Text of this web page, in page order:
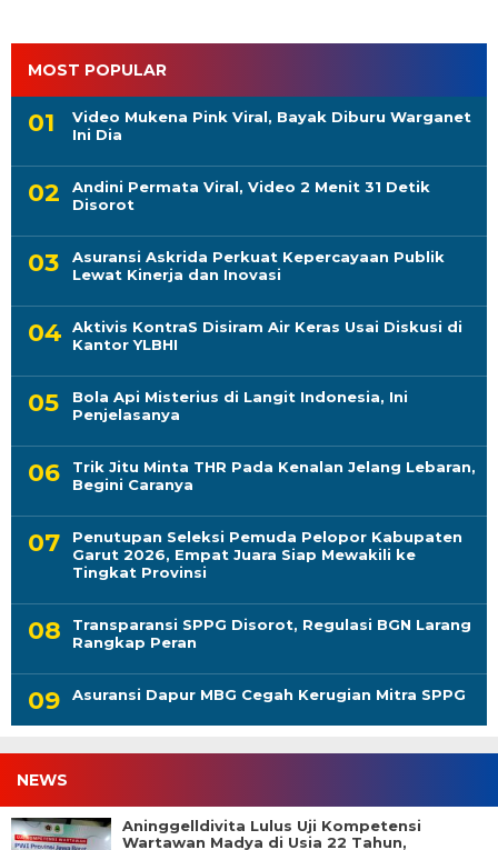
MOST POPULAR
Video Mukena Pink Viral, Bayak Diburu Warganet
Ini Dia
Andini Permata Viral, Video 2 Menit 31 Detik
Disorot
Asuransi Askrida Perkuat Kepercayaan Publik
Lewat Kinerja dan Inovasi
Aktivis KontraS Disiram Air Keras Usai Diskusi di
Kantor YLBHI
Bola Api Misterius di Langit Indonesia, Ini
Penjelasanya
Trik Jitu Minta THR Pada Kenalan Jelang Lebaran,
Begini Caranya
Penutupan Seleksi Pemuda Pelopor Kabupaten
Garut 2026, Empat Juara Siap Mewakili ke
Tingkat Provinsi
Transparansi SPPG Disorot, Regulasi BGN Larang
Rangkap Peran
Asuransi Dapur MBG Cegah Kerugian Mitra SPPG
NEWS
Aninggelldivita Lulus Uji Kompetensi
Wartawan Madya di Usia 22 Tahun,